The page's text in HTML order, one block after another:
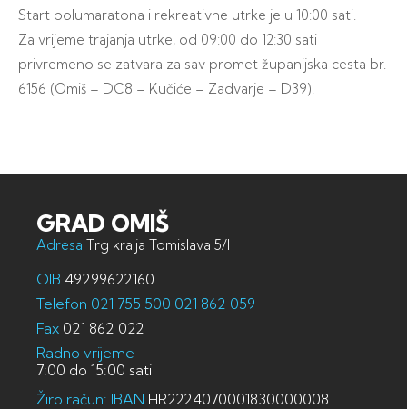
Start polumaratona i rekreativne utrke je u 10:00 sati.
Za vrijeme trajanja utrke, od 09:00 do 12:30 sati
privremeno se zatvara za sav promet županijska cesta br.
6156 (Omiš – DC8 – Kučiće – Zadvarje – D39).
GRAD OMIŠ
Adresa Trg kralja Tomislava 5/I
OIB 49299622160
Telefon 021 755 500 021 862 059
Fax 021 862 022
Radno vrijeme
7:00 do 15:00 sati
Žiro račun: IBAN HR2224070001830000008